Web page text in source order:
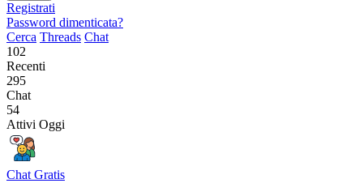
Registrati
Password dimenticata?
Cerca Threads Chat
102
Recenti
295
Chat
54
Attivi Oggi
Chat Gratis